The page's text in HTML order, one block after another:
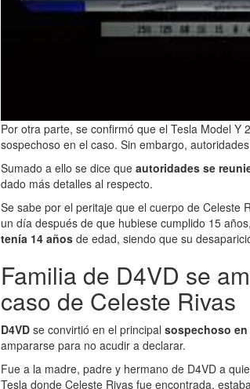
Por otra parte, se confirmó que el Tesla Model
sospechoso en el caso. Sin embargo,
Sumado a ello se dice que autoridades se
dado más detalles al respecto.
Se sabe por el peritaje que el cuerpo de Celeste
un día después de que hubiese cumplido 15
tenía 14 años de edad, siendo que su
Familia de D4VD se
caso de Celeste Rivas
D4VD se convirtió en el principal sospechoso en
ampararse para no acudir a declarar.
Fue a la madre, padre y hermano de D4VD a
Tesla donde Celeste Rivas fue encontrada,